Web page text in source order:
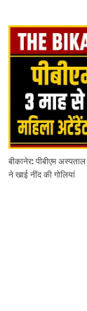
बीकानेर: पीबीएम
ने खाई नींद की गोलियां